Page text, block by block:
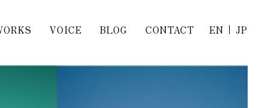
VOICE BLOG CONTACT EN JP